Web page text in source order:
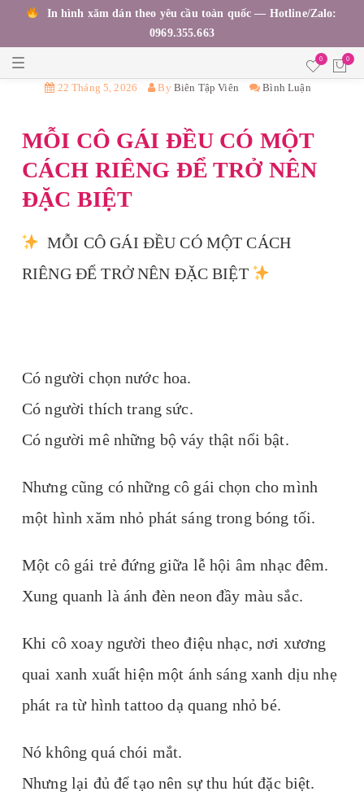
In hình xăm dán theo yêu cầu toàn quốc — Hotline/Zalo:
0969.355.663
T
n
a
a
o
0 0
22 Tháng 5, 2026 By Biên Tập Viên Bình Luận
MỖI CÔ GÁI ĐỀU CÓ MỘT
CÁCH RIÊNG ĐỂ TRỞ NÊN
ĐẶC BIỆT
MỖI CÔ GÁI ĐỀU CÓ MỘT CÁCH
RIÊNG ĐỂ TRỞ NÊN ĐẶC BIỆT
Có người chọn nước hoa.
Có người thích trang sức.
Có người mê những bộ váy thật nổi bật.
Nhưng cũng có những cô gái chọn cho mình
một hình xăm nhỏ phát sáng trong bóng tối.
Một cô gái trẻ đứng giữa lễ hội âm nhạc đêm.
Xung quanh là ánh đèn neon đầy màu sắc.
Khi cô xoay người theo điệu nhạc, nơi xương
quai xanh xuất hiện một ánh sáng xanh dịu nhẹ
phát ra từ hình tattoo dạ quang nhỏ bé.
Nó không quá chói mắt.
Nhưng lại đủ để tạo nên sự thu hút đặc biệt.